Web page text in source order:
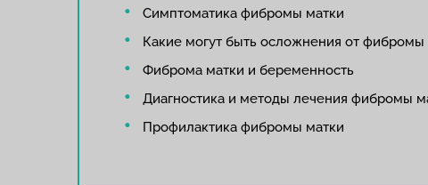
Симптоматика фибромы матки
Какие могут быть осложнения от фибромы
Фиброма матки и беременность
Диагностика и методы лечения фибромы
Профилактика фибромы матки